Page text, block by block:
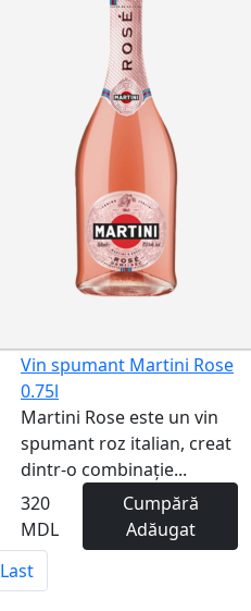
Vin spumant Martini Rose
0.75l
Martini Rose este un vin
spumant roz italian, creat
dintr-o combinație...
320
MDL
Cumpără
Adăugat
Last